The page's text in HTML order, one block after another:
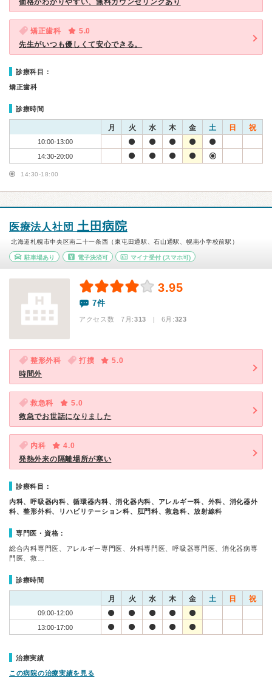
価格がわかりやすい、無料カウンセリングあり
矯正歯科
5.0
先生がいつも優しくて安心できる。
診療科目：
矯正歯科
診療時間
月 火 水 木 金 土 日 祝
10:00-13:00
14:30-20:00
14:30-18:00
医療法人社団 土田病院
北海道札幌市中央区南二十一条西（東屯田通駅、石山通駅、幌南小学校前駅）
駐車場あり 電子決済可 マイナ受付 (スマホ可)
3.95
7件
アクセス数 7月:313 | 6月:323
整形外科 打撲
5.0
時間外
救急科
5.0
救急でお世話になりました
内科
4.0
発熱外来の隔離場所が寒い
診療科目：
内科、呼吸器内科、循環器内科、消化器内科、アレルギー科、外科、消化器外
科、整形外科、リハビリテーション科、肛門科、救急科、放射線科
専門医・資格：
総合内科専門医、アレルギー専門医、外科専門医、呼吸器専門医、消化器病専
門医、救…
診療時間
月 火 水 木 金 土 日 祝
09:00-12:00
13:00-17:00
治療実績
この病院の治療実績を見る